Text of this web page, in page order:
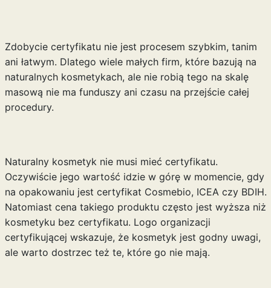
Zdobycie certyfikatu nie jest procesem szybkim, tanim
ani łatwym. Dlatego wiele małych firm, które bazują na
naturalnych kosmetykach, ale nie robią tego na skalę
masową nie ma funduszy ani czasu na przejście całej
procedury.
Naturalny kosmetyk nie musi mieć certyfikatu.
Oczywiście jego wartość idzie w górę w momencie, gdy
na opakowaniu jest certyfikat Cosmebio, ICEA czy BDIH.
Natomiast cena takiego produktu często jest wyższa niż
kosmetyku bez certyfikatu. Logo organizacji
certyfikującej wskazuje, że kosmetyk jest godny uwagi,
ale warto dostrzec też te, które go nie mają.